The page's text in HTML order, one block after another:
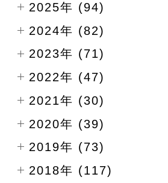
2025年 (94)
2024年 (82)
2023年 (71)
2022年 (47)
2021年 (30)
2020年 (39)
2019年 (73)
2018年 (117)